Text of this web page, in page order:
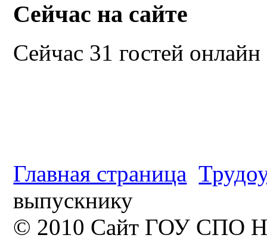
Сейчас на сайте
Сейчас 31 гостей онлайн
Главная страница
выпускнику
© 2010 Сайт ГОУ СПО